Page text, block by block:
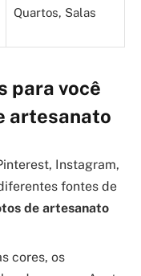
Quartos, Salas
para você
artesanato
Instagram,
fontes de
de artesanato
cores, os